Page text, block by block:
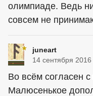
олимпиаде. Ведь
совсем не
juneart
14 сентября 2016
Во всём согласен
Малюсенькое